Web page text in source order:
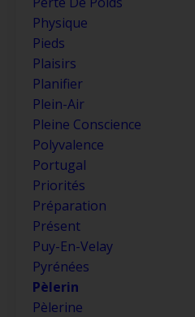
Physique
Pieds
Plaisirs
Planifier
Plein-Air
Pleine Conscience
Polyvalence
Portugal
Priorités
Préparation
Présent
Puy-En-Velay
Pyrénées
Pèlerin
Pèlerine